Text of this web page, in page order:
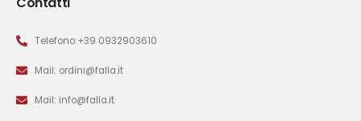
Telefono:+39 0932903610
Mail: ordini@falla.it
Mail: info@falla.it